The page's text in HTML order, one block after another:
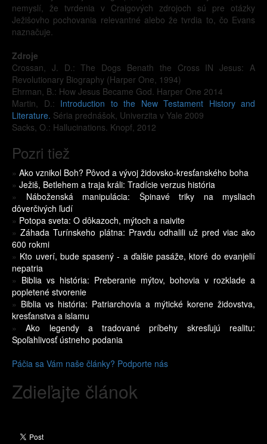
nemyslí, že tvrdenia v Craigových zdrojoch sú pre otázky
Ježišovho pochovania relevantné alebo že tvrdia to, čo Evans
naznačuje.
Zdroje
Crossan, J. D.: The Dogs Benath the Cross IN Jesus: A
Revolutionary Biography (Harper One, 1994)
Ehrman, B.: How Jesus Became God. Harper One 2014
Martin, D.: Introduction to the New Testament History and
Literature. Séria prednášok, Univerzita v Yale 2009
Sacks, O.: Hallucinations. Knopf, 2012
Pozri tiež
» Ako vznikol Boh? Pôvod a vývoj židovsko-kresťanského boha
» Ježiš, Betlehem a traja králi: Tradície verzus história
» Náboženská manipulácia: Špinavé triky na mysliach
dôverčivých ľudí
» Potopa sveta: O dôkazoch, mýtoch a naivite
»Záhada Turínskeho plátna: Pravdu odhalili už pred viac ako
600 rokmi
» Kto uverí, bude spasený - a ďalšie pasáže, ktoré do evanjelií
nepatria
» Biblia vs história: Preberanie mýtov, bohovia v rozklade a
popletené stvorenie
» Biblia vs história: Patriarchovia a mýtické korene židovstva,
kresťanstva a islamu
»Ako legendy a tradované príbehy skresľujú realitu:
Spoľahlivosť ústneho podania
Páčia sa Vám naše články? Podporte nás
Zdieľajte článok